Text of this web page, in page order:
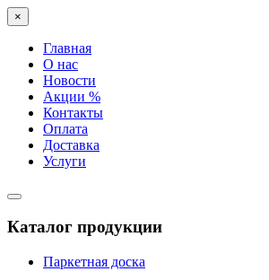
×
Главная
О нас
Новости
Акции %
Контакты
Оплата
Доставка
Услуги
Каталог продукции
Паркетная доска